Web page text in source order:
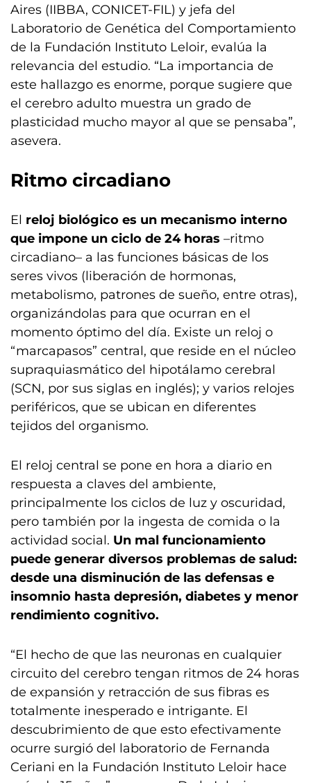
Aires (IIBBA, CONICET-FIL) y jefa del
Laboratorio de Genética del Comportamiento
de la Fundación Instituto Leloir, evalúa la
relevancia del estudio. “La importancia de
este hallazgo es enorme, porque sugiere que
el cerebro adulto muestra un grado de
plasticidad mucho mayor al que se pensaba”,
asevera.
Ritmo circadiano
El reloj biológico es un mecanismo interno
que impone un ciclo de 24 horas –ritmo
circadiano– a las funciones básicas de los
seres vivos (liberación de hormonas,
metabolismo, patrones de sueño, entre otras),
organizándolas para que ocurran en el
momento óptimo del día. Existe un reloj o
“marcapasos” central, que reside en el núcleo
supraquiasmático del hipotálamo cerebral
(SCN, por sus siglas en inglés); y varios relojes
periféricos, que se ubican en diferentes
tejidos del organismo.
El reloj central se pone en hora a diario en
respuesta a claves del ambiente,
principalmente los ciclos de luz y oscuridad,
pero también por la ingesta de comida o la
actividad social. Un mal funcionamiento
puede generar diversos problemas de salud:
desde una disminución de las defensas e
insomnio hasta depresión, diabetes y menor
rendimiento cognitivo.
“El hecho de que las neuronas en cualquier
circuito del cerebro tengan ritmos de 24 horas
de expansión y retracción de sus fibras es
totalmente inesperado e intrigante. El
descubrimiento de que esto efectivamente
ocurre surgió del laboratorio de Fernanda
Ceriani en la Fundación Instituto Leloir hace